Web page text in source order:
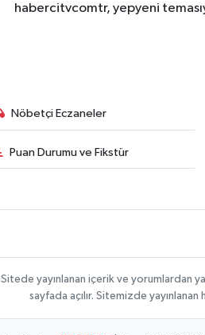
habercitvcomtr, yepyeni
Nöbetçi Eczaneler
Puan Durumu ve Fikstür
Sitede yayınlanan içerik ve yorumlardan
sayfada açılır. Sitemizde